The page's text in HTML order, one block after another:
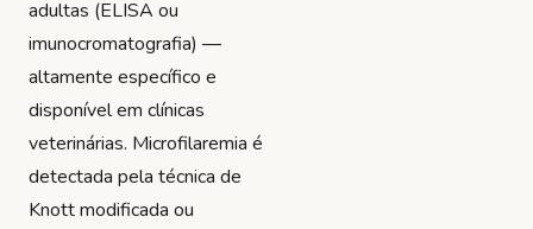
adultas (ELISA ou
imunocromatografia) —
altamente específico e
disponível em clínicas
veterinárias. Microfilaremia é
detectada pela técnica de
Knott modificada ou